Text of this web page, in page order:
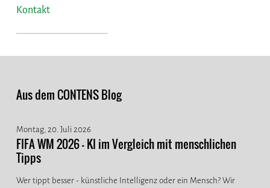
Kontakt
Aus dem CONTENS Blog
Montag, 20. Juli 2026
FIFA WM 2026 - KI im Vergleich mit menschlichen
Tipps
Wer tippt besser - künstliche Intelligenz oder ein Mensch? Wir